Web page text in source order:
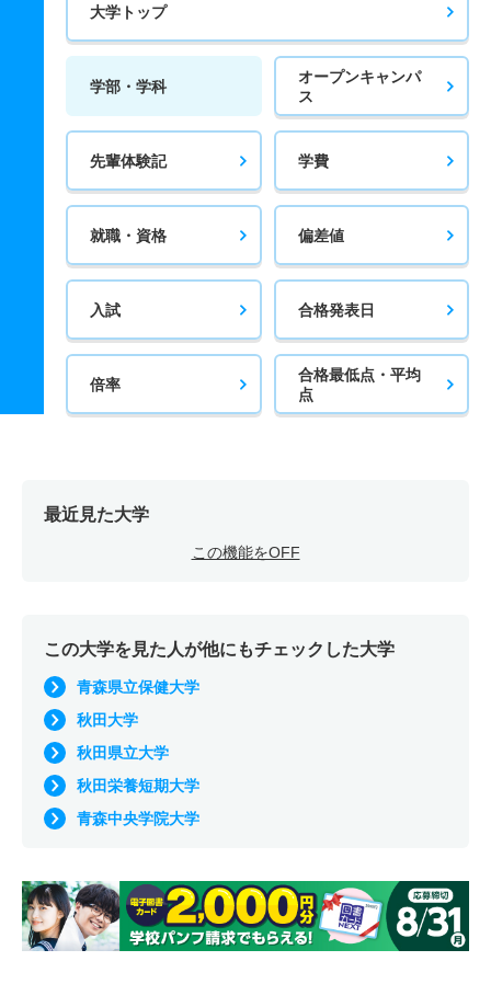
大学トップ
学部・学科
オープンキャンパ
ス
先輩体験記 学費
就職・資格 偏差値
入試 合格発表日
倍率
合格最低点・平均
点
最近見た大学
この機能をOFF
この大学を見た人が他にもチェックした大学
青森県立保健大学
秋田大学
秋田県立大学
秋田栄養短期大学
青森中央学院大学